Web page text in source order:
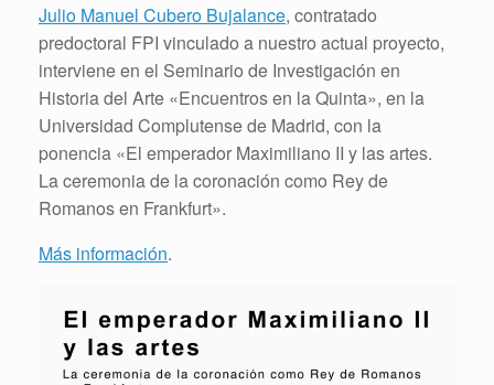
Julio Manuel Cubero Bujalance, contratado
predoctoral FPI vinculado a nuestro actual proyecto,
interviene en el Seminario de Investigación en
Historia del Arte «Encuentros en la Quinta», en la
Universidad Complutense de Madrid, con la
ponencia «El emperador Maximiliano II y las artes.
La ceremonia de la coronación como Rey de
Romanos en Frankfurt».
Más información.